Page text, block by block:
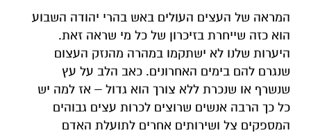
המראה של העצים העולים באש בהרי יהודה השבוע
הוא כזה שייחרת בזיכרון של כל מי שראה זאת.
היערות שלנו לא ישתקמו במהרה מהנזק העצום
שנגרם להם בימים האחרונים. כאב הלב על עץ
שנשרף או שנכרת ללא צורך הוא גדול – אז למה יש
כל כך הרבה אנשים שרוצים לכרות עצים גבוהים
המספקים צל ושירותים אחרים לתועלת האדם